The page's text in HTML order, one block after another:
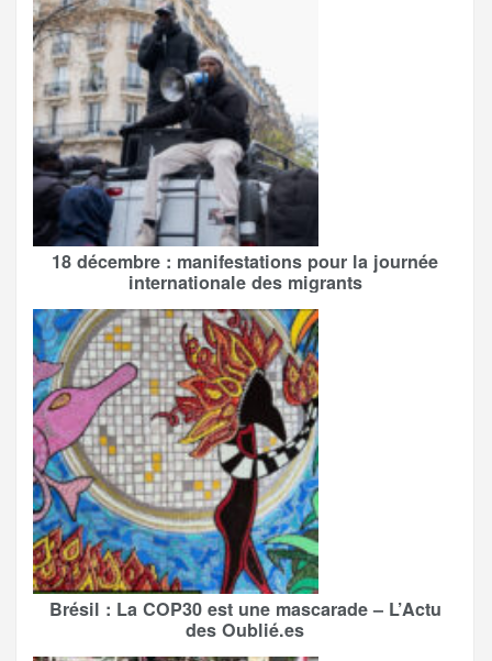
18 décembre : manifestations pour la journée
internationale des migrants
Brésil : La COP30 est une mascarade – L’Actu
des Oublié.es